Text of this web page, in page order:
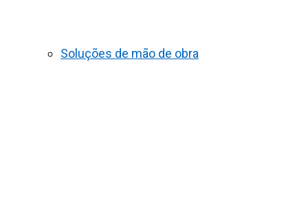
Soluções de mão de obra